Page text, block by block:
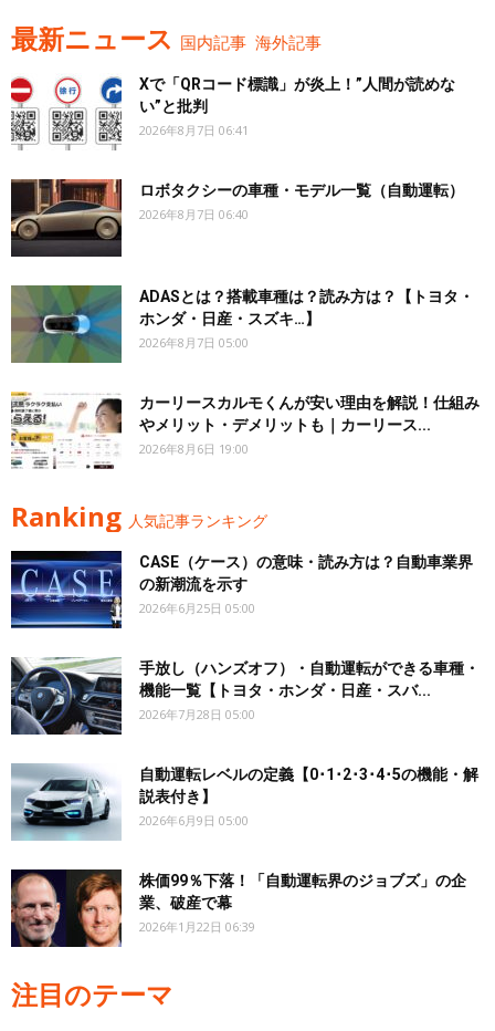
最新ニュース 国内記事 海外記事
Xで「QRコード標識」が炎上！”人間が読めな
い”と批判
2026年8月7日 06:41
ロボタクシーの車種・モデル一覧（自動運転）
2026年8月7日 06:40
ADASとは？搭載車種は？読み方は？【トヨタ・
ホンダ・日産・スズキ…】
2026年8月7日 05:00
カーリースカルモくんが安い理由を解説！仕組み
やメリット・デメリットも｜カーリース...
2026年8月6日 19:00
Ranking 人気記事ランキング
CASE（ケース）の意味・読み方は？自動車業界
の新潮流を示す
2026年6月25日 05:00
手放し（ハンズオフ）・自動運転ができる車種・
機能一覧【トヨタ・ホンダ・日産・スバ...
2026年7月28日 05:00
自動運転レベルの定義【0･1･2･3･4･5の機能・解
説表付き】
2026年6月9日 05:00
株価99％下落！「自動運転界のジョブズ」の企
業、破産で幕
2026年1月22日 06:39
注目のテーマ